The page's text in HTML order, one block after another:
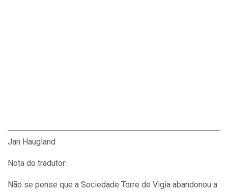
Jan Haugland
Nota do tradutor:
Não se pense que a Sociedade Torre de Vigia abandonou a